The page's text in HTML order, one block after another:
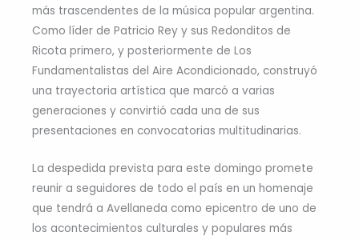
más trascendentes de la música popular argentina.
Como líder de Patricio Rey y sus Redonditos de
Ricota primero, y posteriormente de Los
Fundamentalistas del Aire Acondicionado, construyó
una trayectoria artística que marcó a varias
generaciones y convirtió cada una de sus
presentaciones en convocatorias multitudinarias.
La despedida prevista para este domingo promete
reunir a seguidores de todo el país en un homenaje
que tendrá a Avellaneda como epicentro de uno de
los acontecimientos culturales y populares más